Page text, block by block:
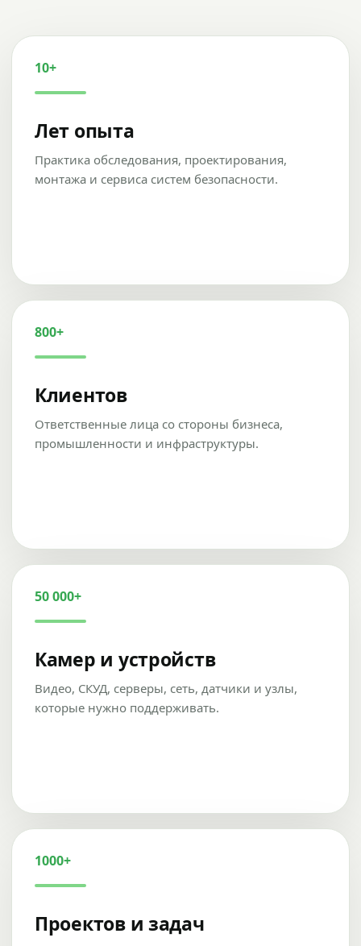
10+
Лет опыта
Практика обследования, проектирования,
монтажа и сервиса систем безопасности.
800+
Клиентов
Ответственные лица со стороны бизнеса,
промышленности и инфраструктуры.
50 000+
Камер и устройств
Видео, СКУД, серверы, сеть, датчики и узлы,
которые нужно поддерживать.
1000+
Проектов и задач